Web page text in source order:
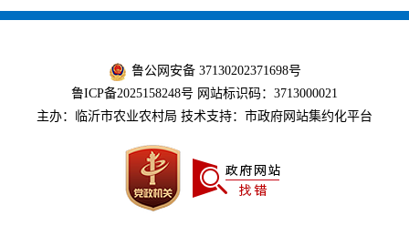
鲁公网安备 37130202371698号
鲁ICP备2025158248号 网站标识码：3713000021
主办：临沂市农业农村局 技术支持：市政府网站集约化平台